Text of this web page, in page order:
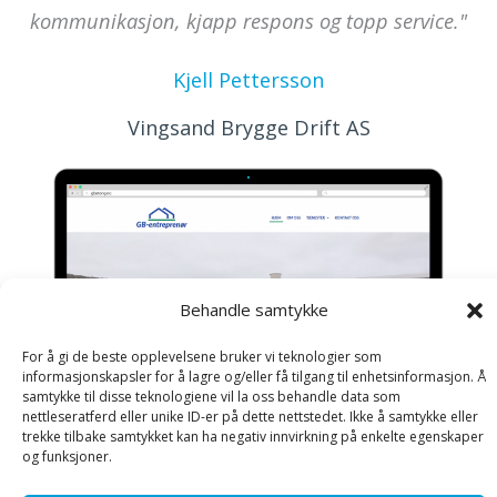
Behandle samtykke
For å gi de beste opplevelsene bruker vi teknologier som
informasjonskapsler for å lagre og/eller få tilgang til enhetsinformasjon. Å
samtykke til disse teknologiene vil la oss behandle data som
nettleseratferd eller unike ID-er på dette nettstedet. Ikke å samtykke eller
trekke tilbake samtykket kan ha negativ innvirkning på enkelte egenskaper
og funksjoner.
kommunikasjon, kjapp respons og topp service."
Kjell Pettersson
Vingsand Brygge Drift AS